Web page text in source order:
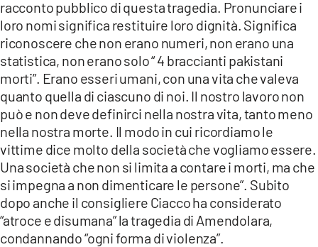
racconto pubblico di questa tragedia. Pronunciare i
loro nomi significa restituire loro dignità. Significa
riconoscere che non erano numeri, non erano una
statistica, non erano solo “ 4 braccianti pakistani
morti”. Erano esseri umani, con una vita che valeva
quanto quella di ciascuno di noi. Il nostro lavoro non
può e non deve definirci nella nostra vita, tanto meno
nella nostra morte. Il modo in cui ricordiamo le
vittime dice molto della società che vogliamo essere.
Una società che non si limita a contare i morti, ma che
si impegna a non dimenticare le persone”. Subito
dopo anche il consigliere Ciacco ha considerato
“atroce e disumana” la tragedia di Amendolara,
condannando “ogni forma di violenza”.